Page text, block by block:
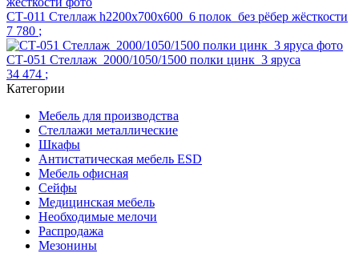
СТ-011 Стеллаж h2200х700х600_6 полок_без рёбер жёсткости
7 780 ;
СТ-051 Стеллаж_2000/1050/1500 полки цинк_3 яруса
34 474 ;
Категории
Мебель для производства
Стеллажи металлические
Шкафы
Антистатическая мебель ESD
Мебель офисная
Сейфы
Медицинская мебель
Необходимые мелочи
Распродажа
Мезонины